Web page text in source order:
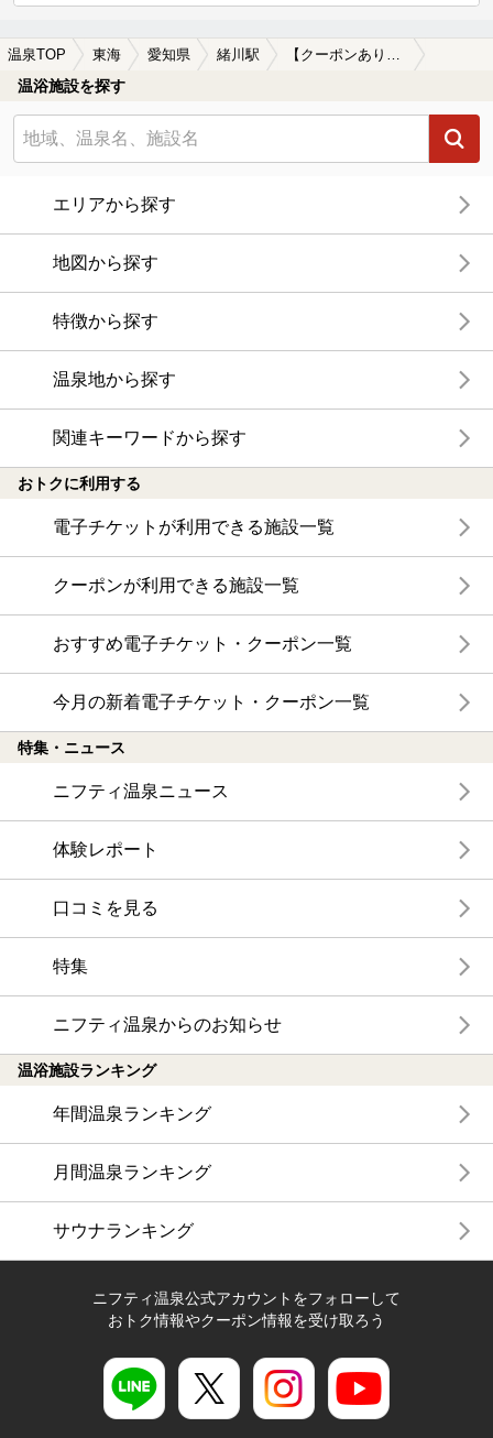
温泉TOP 東海 愛知県 緒川駅
温浴施設を探す
エリアから探す
地図から探す
特徴から探す
温泉地から探す
関連キーワードから探す
おトクに利用する
電子チケットが利用できる施設一覧
クーポンが利用できる施設一覧
おすすめ電子チケット・クーポン一覧
今月の新着電子チケット・クーポン一覧
特集・ニュース
ニフティ温泉ニュース
体験レポート
口コミを見る
特集
ニフティ温泉からのお知らせ
温浴施設ランキング
年間温泉ランキング
月間温泉ランキング
サウナランキング
ニフティ温泉公式アカウントをフォローして
おトク情報やクーポン情報を受け取ろう